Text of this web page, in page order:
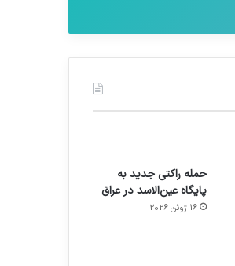
حمله راکتی جدید به
پایگاه عین‌الاسد در عراق
16 ژوئن 2026